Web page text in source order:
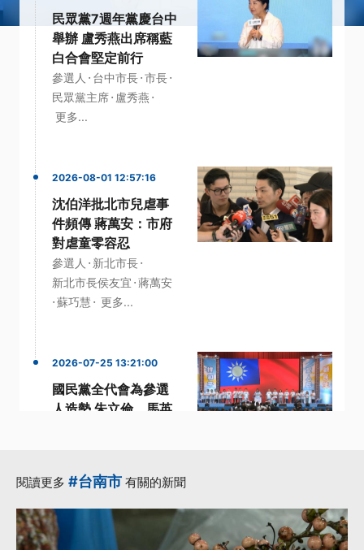
民眾黨7週年黨慶台中
舉辦 盧秀燕出席稱藍
白合會堅定前行
參選人 · 台中市長·市長·
民眾黨主席· 盧秀燕 ·
更多...
2026-08-01 12:57:16
沈伯洋批北市兒虐事
件頻傳 蔣萬安：市府
對虐童零容忍
參選人 · 新北市長·
新北市長侯友宜 ·蔣萬安
·蘇巧慧 · 更多...
2026-07-25 13:21:00
國民黨全代會為參選
人造勢 朱立倫、馬英
國民黨全代會
立法院長王金平·更多...
閱讀更多 #台南市 有關的新聞